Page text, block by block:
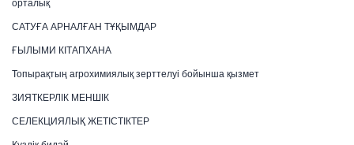
орталық
САТУҒА АРНАЛҒАН ТҰҚЫМДАР
ҒЫЛЫМИ КІТАПХАНА
Топырақтың агрохимиялық зерттелуі бойынша қызмет
ЗИЯТКЕРЛІК МЕНШІК
СЕЛЕКЦИЯЛЫҚ ЖЕТІСТІКТЕР